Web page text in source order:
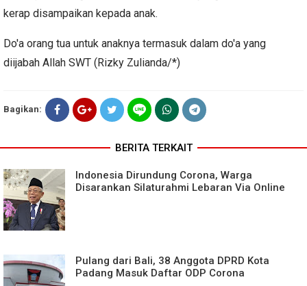
kerap disampaikan kepada anak.
Do'a orang tua untuk anaknya termasuk dalam do'a yang
diijabah Allah SWT (Rizky Zulianda/*)
Bagikan:
BERITA TERKAIT
Indonesia Dirundung Corona, Warga
Disarankan Silaturahmi Lebaran Via Online
Pulang dari Bali, 38 Anggota DPRD Kota
Padang Masuk Daftar ODP Corona